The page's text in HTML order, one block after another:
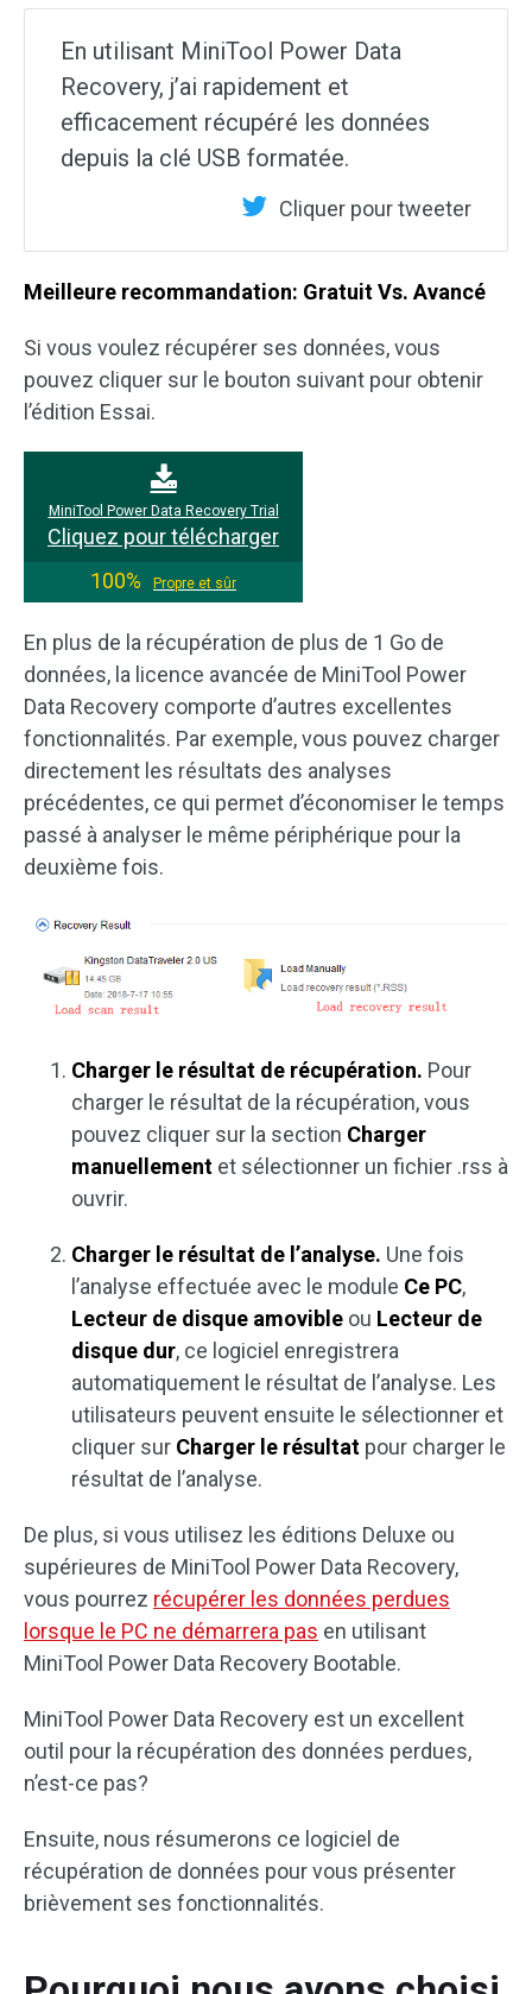
En utilisant MiniTool Power Data
Recovery, j’ai rapidement et
efficacement récupéré les données
depuis la clé USB formatée.
Cliquer pour tweeter
Meilleure recommandation: Gratuit Vs. Avancé
Si vous voulez récupérer ses données, vous
pouvez cliquer sur le bouton suivant pour obtenir
l’édition Essai.
MiniTool Power Data Recovery Trial
Cliquez pour télécharger
100%
Propre et sûr
En plus de la récupération de plus de 1 Go de
données, la licence avancée de MiniTool Power
Data Recovery comporte d’autres excellentes
fonctionnalités. Par exemple, vous pouvez charger
directement les résultats des analyses
précédentes, ce qui permet d’économiser le temps
passé à analyser le même périphérique pour la
deuxième fois.
Charger le résultat de récupération. Pour
charger le résultat de la récupération, vous
pouvez cliquer sur la section Charger
manuellement et sélectionner un fichier .rss à
ouvrir.
Charger le résultat de l’analyse. Une fois
l’analyse effectuée avec le module Ce PC,
Lecteur de disque amovible ou Lecteur de
disque dur, ce logiciel enregistrera
automatiquement le résultat de l’analyse. Les
utilisateurs peuvent ensuite le sélectionner et
cliquer sur Charger le résultat pour charger le
résultat de l’analyse.
De plus, si vous utilisez les éditions Deluxe ou
supérieures de MiniTool Power Data Recovery,
vous pourrez récupérer les données perdues
lorsque le PC ne démarrera pas en utilisant
MiniTool Power Data Recovery Bootable.
MiniTool Power Data Recovery est un excellent
outil pour la récupération des données perdues,
n’est-ce pas?
Ensuite, nous résumerons ce logiciel de
récupération de données pour vous présenter
brièvement ses fonctionnalités.